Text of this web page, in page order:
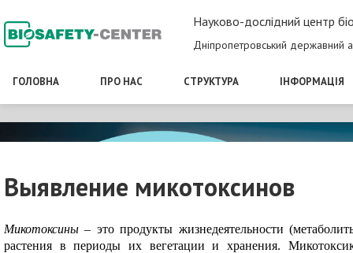
Науково-дослідний центр
Дніпропетровський державний
ГОЛОВНА ПРО НАС СТРУКТУРА ІНФОРМАЦІЯ
Выявление микотоксинов
Микотоксины – это продукты жизнедеятельности
растения в периоды их вегетации и хранения.